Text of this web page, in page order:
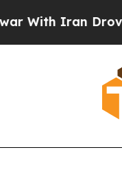
Drove oil